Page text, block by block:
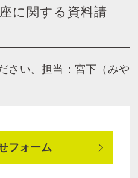
に関する資料請
さい。担当：宮下（みや
フォーム